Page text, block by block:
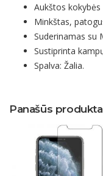
Aukštos kokybės
Minkštas,
Suderinamas su
Sustiprinta
Spalva: Žalia.
Panašūs